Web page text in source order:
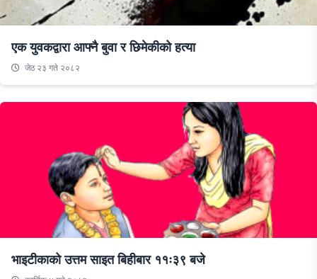
एक युवकद्वारा आफ्नै बुवा र छिमेकीको हत्या
जेठ २३ गते २०८२
भाइटीकाको उत्तम साइत बिहीबार ११ः३९ बजे